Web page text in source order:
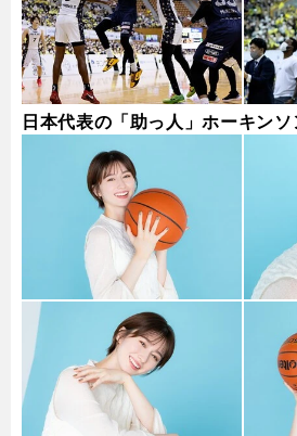
日本代表の「助っ人」ホーキン